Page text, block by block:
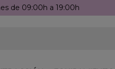
a 19:00h